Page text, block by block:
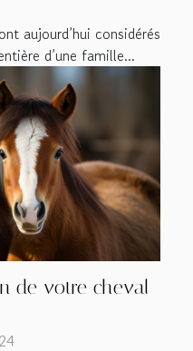
aujourd’hui considérés
d’une famille...
de votre cheval